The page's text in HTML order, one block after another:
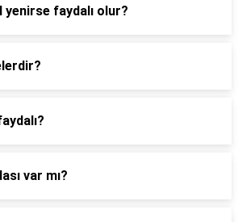
yenirse faydalı olur?
var mı?